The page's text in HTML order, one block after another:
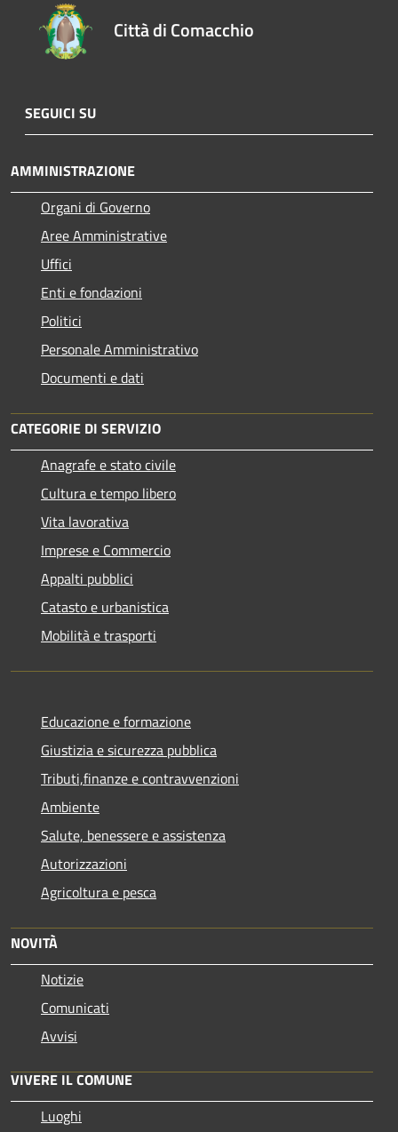
Città di Comacchio
SEGUICI SU
AMMINISTRAZIONE
Organi di Governo
Aree Amministrative
Uffici
Enti e fondazioni
Politici
Personale Amministrativo
Documenti e dati
CATEGORIE DI SERVIZIO
Anagrafe e stato civile
Cultura e tempo libero
Vita lavorativa
Imprese e Commercio
Appalti pubblici
Catasto e urbanistica
Mobilità e trasporti
Educazione e formazione
Giustizia e sicurezza pubblica
Tributi,finanze e contravvenzioni
Ambiente
Salute, benessere e assistenza
Autorizzazioni
Agricoltura e pesca
NOVITÀ
Notizie
Comunicati
Avvisi
VIVERE IL COMUNE
Luoghi